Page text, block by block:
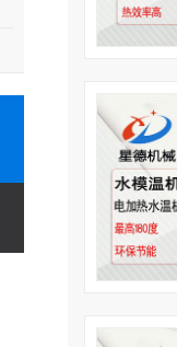
风冷式冷水机